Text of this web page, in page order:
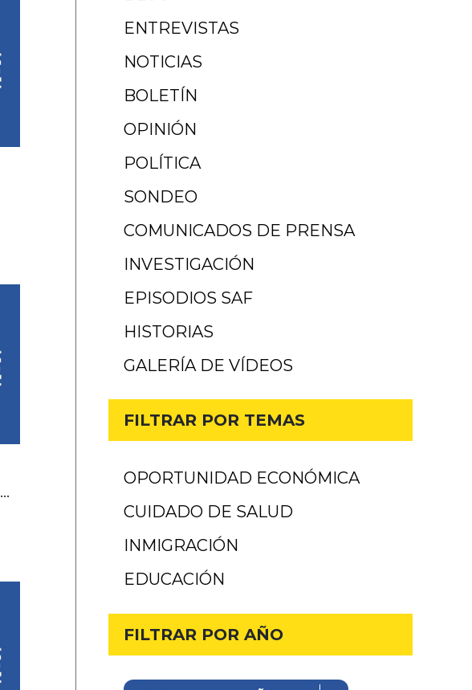
ENTREVISTAS
NOTICIAS
BOLETÍN
OPINIÓN
POLÍTICA
SONDEO
COMUNICADOS DE PRENSA
INVESTIGACIÓN
EPISODIOS SAF
HISTORIAS
GALERÍA DE VÍDEOS
FILTRAR POR TEMAS
OPORTUNIDAD ECONÓMICA
CUIDADO DE SALUD
INMIGRACIÓN
EDUCACIÓN
FILTRAR POR AÑO